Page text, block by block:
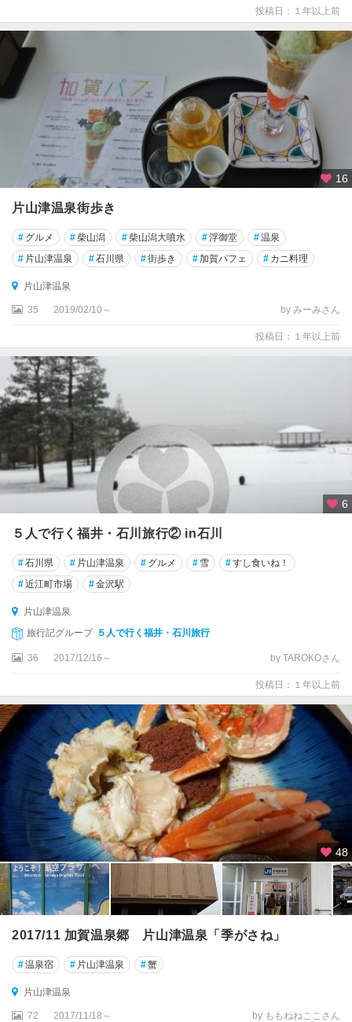
投稿日：１年以上前
16
片山津温泉街歩き
# グルメ #柴山潟 #柴山潟大噴水 #浮御堂 #温泉
# 片山津温泉 #石川県 #街歩き #加賀パフェ # カニ料理
片山津温泉
35 2019/02/10～ by みーみさん
投稿日：１年以上前
6
５人で行く福井・石川旅行② in石川
#石川県 # 片山津温泉 # グルメ # 雪 #すし食いね！
#近江町市場 #金沢駅
片山津温泉
旅行記グループ ５人で行く福井・石川旅行
36 2017/12/16～ by TAROKOさん
投稿日：１年以上前
48
2017/11 加賀温泉郷 片山津温泉「季がさね」
#温泉宿 # 片山津温泉 #蟹
片山津温泉
72 2017/11/18～ by ももねねここさん